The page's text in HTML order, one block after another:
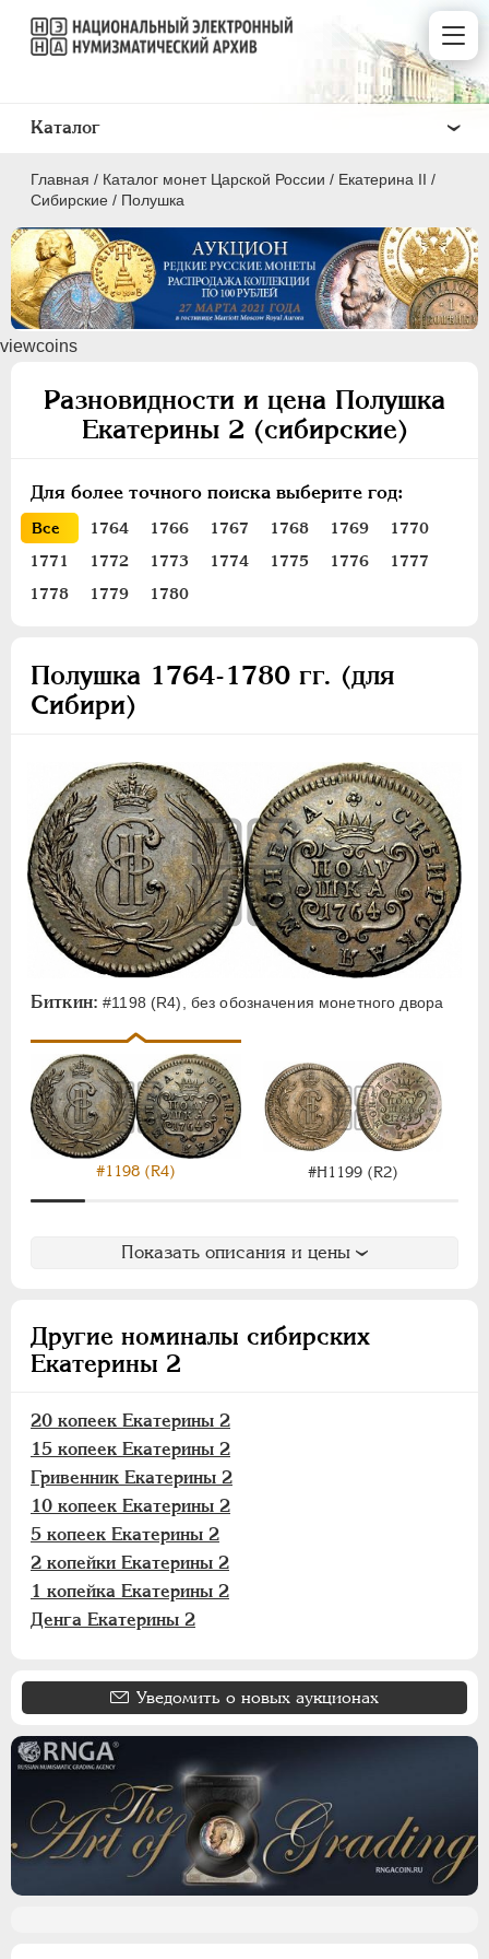
Главная / Каталог монет Царской России / Екатерина II /
Сибирские / Полушка
viewcoins
Разновидности и цена Полушка
Екатерины 2 (сибирские)
Для более точного поиска выберите год:
Все 1764 1766 1767 1768 1769
1770
1771
1772 1773 1774 1775 1776
1777
1778
1779 1780
Полушка 1764-1780 гг. (для
Сибири)
Биткин: #1198 (R4), без обозначения монетного двора
#1198 (R4) #Н1199 (R2)
Показать описания и цены
Другие номиналы сибирских
Екатерины 2
20 копеек Екатерины 2
15 копеек Екатерины 2
Гривенник Екатерины 2
10 копеек Екатерины 2
5 копеек Екатерины 2
2 копейки Екатерины 2
1 копейка Екатерины 2
Денга Екатерины 2
Уведомить о новых аукционах
Каталог
ПEТР I 1699 - 1725
ЕКАТЕРИНА I
АННА ИОАННОВНА 1730-1740
ИОАНН АНТОНОВИЧ 1740-1741
ПЕТР III 1762-1762
ЕКАТЕРИНА II
1762-1796
Золото
Серебро
Пробные
Сибирские
15 копеек
Гривенник
10 копеек
5 копеек
2 копейки
1 копейка
Денга
Таврические
Монетовидные
ПАВЕЛ I 1796-1801
АЛЕКСАНДР I 1801-1825
НИКОЛАЙ I
АЛЕКСАНДР III 1881-1894
ИНОСТРАННЫЕ 1768-1918